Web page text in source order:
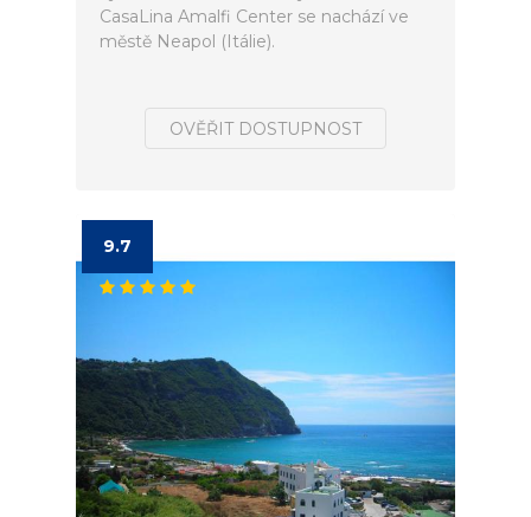
CasaLina Amalfi Center se nachází ve
městě Neapol (Itálie).
OVĚŘIT DOSTUPNOST
9.7